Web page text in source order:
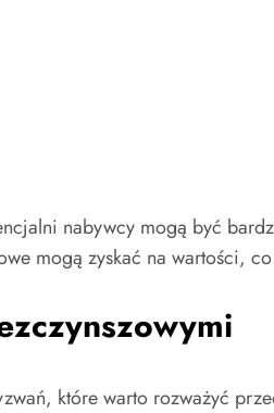
nabywcy mogą być
mogą zyskać na wartości,
które warto rozważyć